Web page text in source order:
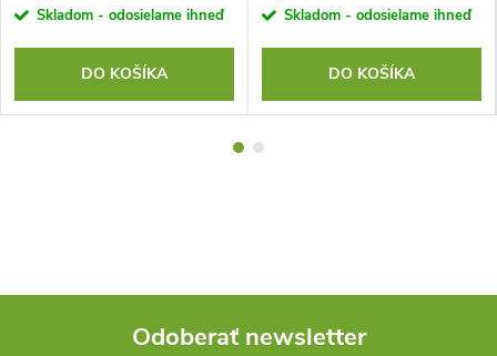
Skladom - odosielame ihneď
DO KOŠÍKA
Skladom - odosielame ihneď
DO KOŠÍKA
Odoberať newsletter